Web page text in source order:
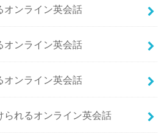
オンライン英会話
オンライン英会話
オンライン英会話
られるオンライン英会話